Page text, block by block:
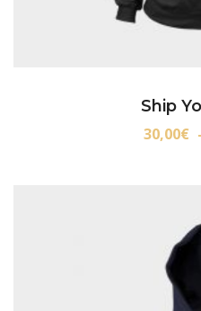
Ship
30,00€